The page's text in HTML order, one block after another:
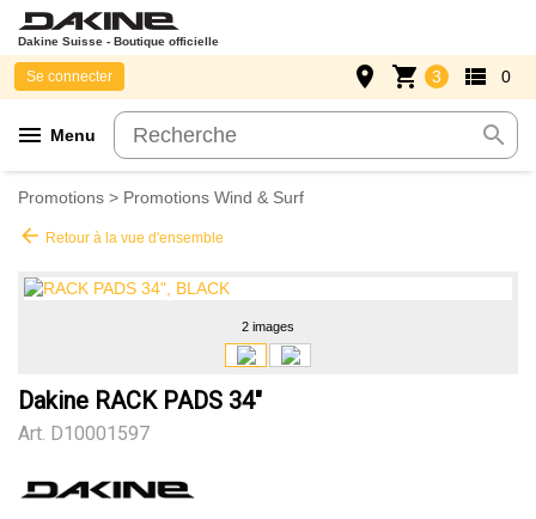
Dakine Suisse - Boutique officielle
menu Menu search
Se connecter place shopping_cart 3 view_list 0
Promotions > Promotions Wind & Surf
arrow_back Retour à la vue d'ensemble
2 images
Dakine RACK PADS 34"
Art. D10001597